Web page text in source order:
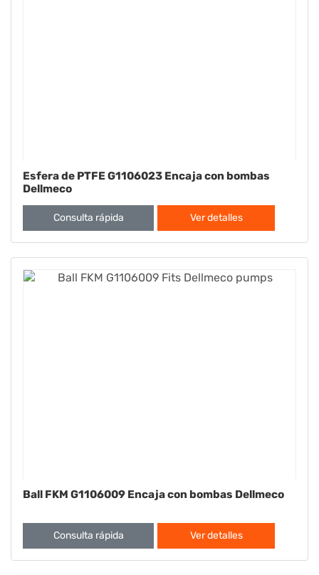
Esfera de PTFE G1106023 Encaja con bombas
Dellmeco
Consulta rápida Ver detalles
Ball FKM G1106009 Encaja con bombas Dellmeco
Consulta rápida Ver detalles